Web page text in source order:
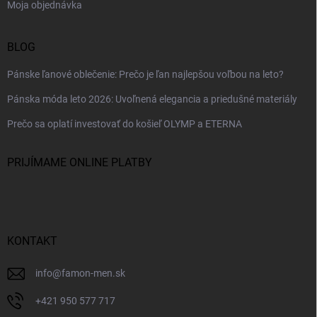
Moja objednávka
BLOG
Pánske ľanové oblečenie: Prečo je ľan najlepšou voľbou na leto?
Pánska móda leto 2026: Uvoľnená elegancia a priedušné materiály
Prečo sa oplatí investovať do košieľ OLYMP a ETERNA
PRIJÍMAME ONLINE PLATBY
KONTAKT
info@famon-men.sk
+421 950 577 717